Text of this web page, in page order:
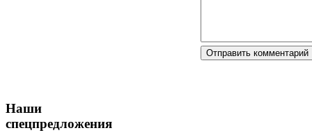
Наши
спецпредложения